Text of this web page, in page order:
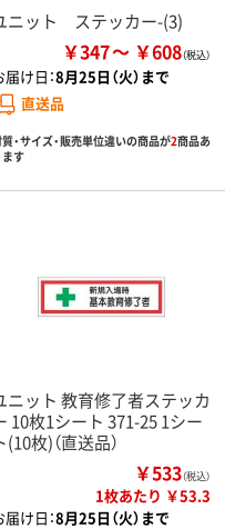
ニット ステッカー-(3)
￥347 ￥608
届け日：8月25日（火）まで
直送品
・サイズ・販売単位違いの商品が2商品あ
ます
ニット 教育修了者ステッカ
10枚1シート 371-25 1シー
(10枚)（直送品）
￥533（税込）
1枚あたり ￥53.3
届け日：8月25日（火）まで